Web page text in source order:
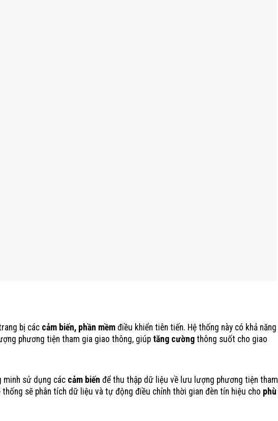
bị các cảm biến, phần mềm điều khiển tiên tiến. Hệ thống này có khả năng
phương tiện tham gia giao thông, giúp tăng cường thông suốt cho giao
sử dụng các cảm biến để thu thập dữ liệu về lưu lượng phương tiện tham
thống sẽ phân tích dữ liệu và tự động điều chỉnh thời gian đèn tín hiệu cho phù